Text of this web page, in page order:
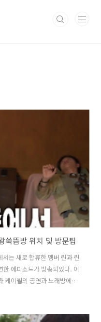
쑥뜸방 위치 및 방문팁
는 새로 합류한 멤버 린과 린
에피소드가 방송되었다. 이
케이윌의 공연과 노래방에서
둘이 함께 방문한 전통식 왕
방에 대해 자세히 알아본다.